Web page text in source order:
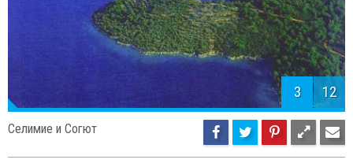
3 12
Селимие и Согют